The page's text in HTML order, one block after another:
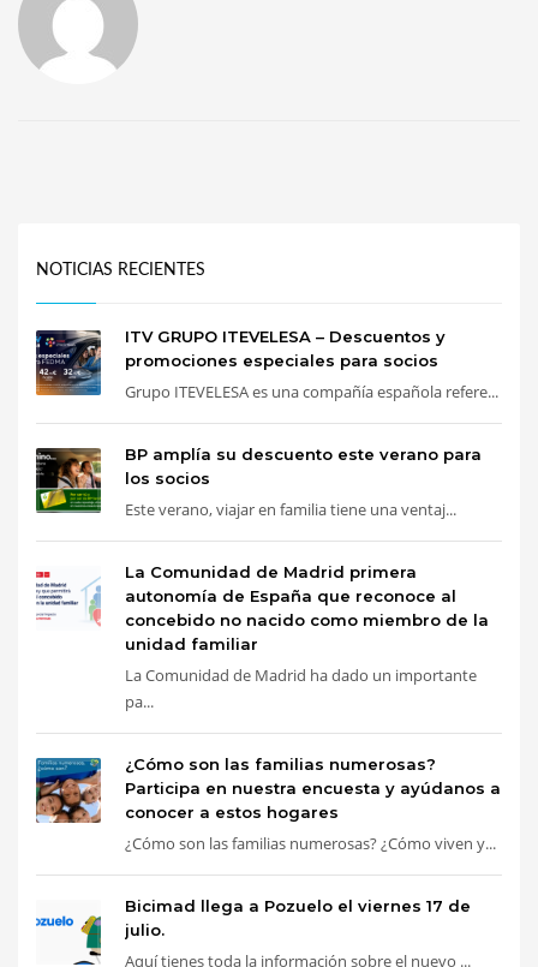
NOTICIAS RECIENTES
ITV GRUPO ITEVELESA – Descuentos y
promociones especiales para socios
Grupo ITEVELESA es una compañía española refere...
BP amplía su descuento este verano para
los socios
Este verano, viajar en familia tiene una ventaj...
La Comunidad de Madrid primera
autonomía de España que reconoce al
concebido no nacido como miembro de la
unidad familiar
La Comunidad de Madrid ha dado un importante
pa...
¿Cómo son las familias numerosas?
Participa en nuestra encuesta y ayúdanos a
conocer a estos hogares
¿Cómo son las familias numerosas? ¿Cómo viven y...
Bicimad llega a Pozuelo el viernes 17 de
julio.
Aquí tienes toda la información sobre el nuevo ...